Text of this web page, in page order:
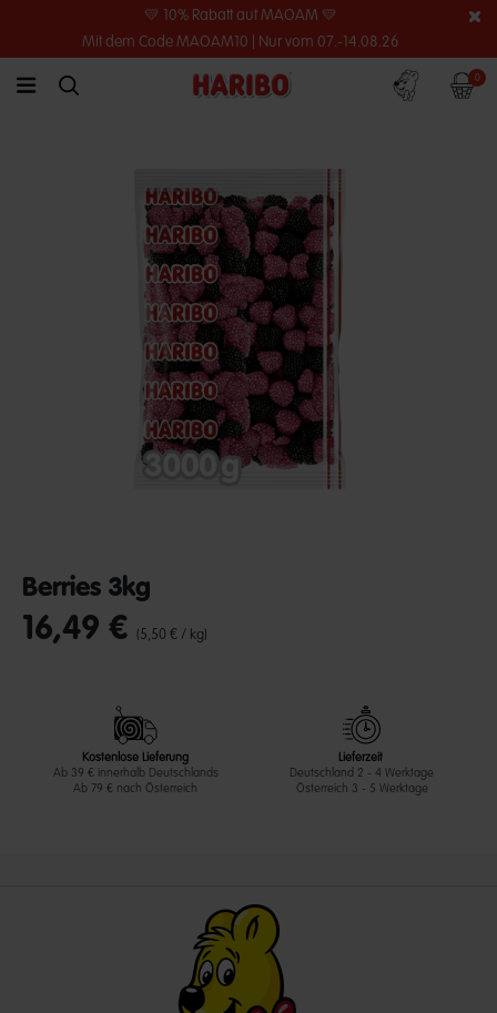
💛 10% Rabatt auf MAOAM 💛
Mit dem Code MAOAM10 | Nur vom 07.-14.08.26
link.header.menu.label
simplesearch.search.label
Konto 0
Berries 3kg
undefined out of 5 Customer Rating
16,49 € (5,50 € / kg)
Kostenlose Lieferung
Ab 39 € innerhalb Deutschlands
Ab 79 € nach Österreich
Lieferzeit
Deutschland 2 - 4 Werktage
Österreich 3 - 5 Werktage